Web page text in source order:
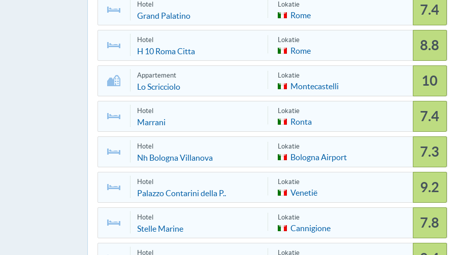
Hotel
Grand Palatino
Lokatie
Rome 7.4
Hotel
H 10 Roma Citta
Lokatie
Rome 8.8
Appartement
Lo Scricciolo
Lokatie
Montecastelli 10
Hotel
Marrani
Lokatie
Ronta 7.4
Hotel
Nh Bologna Villanova
Lokatie
Bologna Airport 7.3
Hotel
Palazzo Contarini della P..
Lokatie
Venetië 9.2
Hotel
Stelle Marine
Lokatie
Cannigione 7.8
Hotel Lokatie